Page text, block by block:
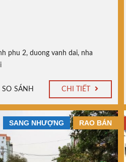
phu 2, duong vanh dai, nha
SO SÁNH CHI TIẾT
RAO BÁN
SANG NHƯỢNG